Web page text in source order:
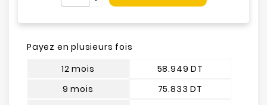
Payez en plusieurs fois
12 mois
9 mois
58.949 DT
75.833 DT